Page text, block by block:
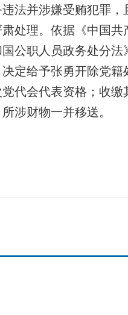
并涉嫌受贿犯罪，
处理。依据《中国共
公职人员政务处分法
定给予张勇开除党籍
代会代表资格；收
涉财物一并移送。